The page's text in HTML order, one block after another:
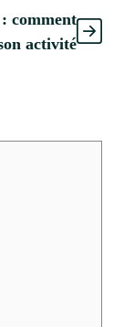
comment
activité